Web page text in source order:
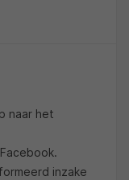
naar het
inzake